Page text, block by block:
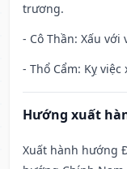
trương.
- Cô Thần: Xấu
- Thổ Cẩm: Kỵ
Hướng xuất
Xuất hành hướng